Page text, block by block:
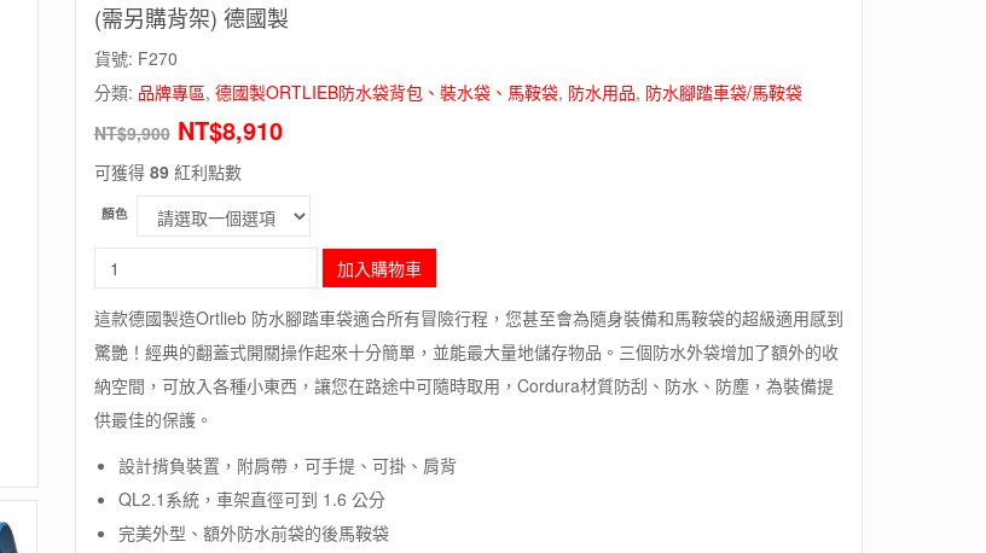
(需另購背架) 德國製
貨號: F270
分類: 品牌專區, 德國製ORTLIEB防水袋背包、裝水袋、馬鞍袋, 防水用品, 防水腳踏車袋/馬鞍袋
NT$9,900 NT$8,910
可獲得 89紅利點數
顏色
毛
象-
德
國
[ORTLIEB]Bike-
(pair)
霧
面
加入購物車
這款德國製造Ortlieb 防水腳踏車袋適合所有冒險行程，您甚至會為隨身裝備和馬鞍袋的超級適用感到
驚艷！經典的翻蓋式開關操作起來十分簡單，並能最大量地儲存物品。三個防水外袋增加了額外的收
納空間，可放入各種小東西，讓您在路途中可隨時取用，Cordura材質防刮、防水、防塵，為裝備提
供最佳的保護。
設計揹負裝置，附肩帶，可手提、可掛、肩背
QL2.1系統，車架直徑可到 1.6 公分
完美外型、額外防水前袋的後馬鞍袋